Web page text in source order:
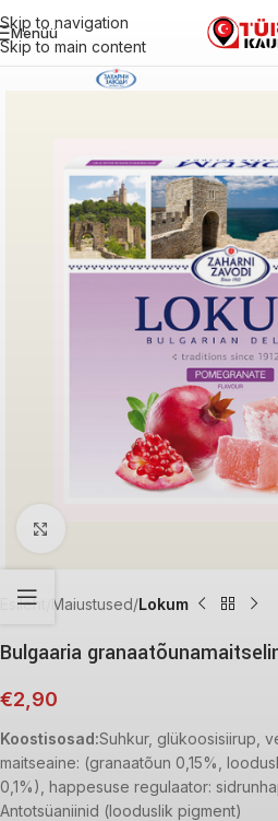
Skip to navigation
Skip to main content
Menüü
Esileht Maiustused Lokum
Bulgaaria
€2,90
Koostisosad:Suhkur, glükoosisiirup,
maitseaine: (granaatõun 0,15%,
0,1%), happesuse regulaator:
Antotsüaniinid (looduslik pigment)